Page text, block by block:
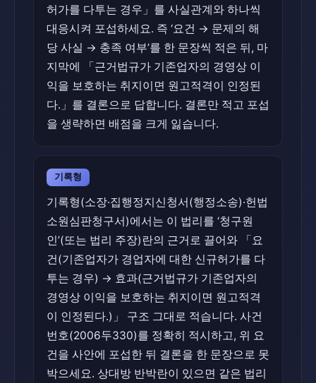
허가를 다투는 경우」를 사실관계와 하나씩
대응시켜 포섭하세요. 즉 ‘요건 → 문제의 해
당 사실 → 충족 여부’를 한 문장씩 적은 뒤, 마
지막에 「근거법규가 기존업자의 경영상 이
익을 보호하는 취지이면 원고적격이 인정된
다.」를 결론으로 답합니다. 결론만 적고 포섭
을 생략하면 배점을 크게 잃습니다.
기록형
기록형(소장·집행정지신청서(행정소송)·헌법
소원심판청구서)에서는 이 법리를 ‘청구원
인’(또는 법리 주장)란의 근거로 끌어와 「요
건(기존업자가 경업자에 대한 신규허가를 다
투는 경우) → 효과(근거법규가 기존업자의
경영상 이익을 보호하는 취지이면 원고적격
이 인정된다.)」 구조 그대로 적습니다. 사건
번호(2006두330)를 정확히 적시하고, 위 요
건을 사안에 포섭한 뒤 결론을 한 문장으로 못
박으세요. 상대방 반박란이 있으면 같은 법리